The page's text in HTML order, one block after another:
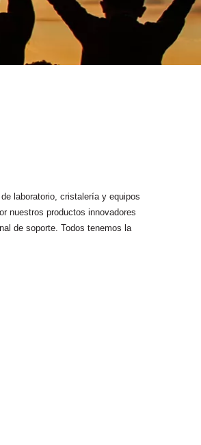
laboratorio, cristalería y equipos
nuestros productos innovadores
de soporte. Todos tenemos la